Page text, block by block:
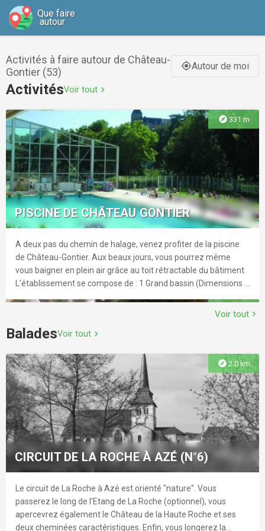
Que faire
autour
Activités à faire autour de Château-
Gontier (53)
gps_fixedAutour de moi
ActivitésVoir tout chevron_right
explore 331 m
PISCINE DE CHÂTEAU GONTIER
A deux pas du chemin de halage, venez profiter de la piscine
de Château-Gontier. Aux beaux jours, vous pourrez même
vous baigner en plein air grâce au toit rétractable du bâtiment.
L’établissement se compose de : 1 Grand bassin (Dimensions :
plongeoir) 1 Petit bassin (Dimensions : 15x10m – Profondeur
de 0,16m à 0,40m) 1 Sauna/hammam et 1 Espace détente 1
explore
MINI GOLF
Au bord de la rivière et auprès de la piscine, pour votre détente,
une partie de mini golf...
Voir tout chevron_right
BaladesVoir tout chevron_right
explore 2.0 km
CIRCUIT DE LA ROCHE À AZÉ (N°6)
Le circuit de La Roche à Azé est orienté "nature". Vous
passerez le long de l'Etang de La Roche (optionnel), vous
apercevrez également le Château de la Haute Roche et ses
deux cheminées caractéristiques. Enfin, vous longerez la